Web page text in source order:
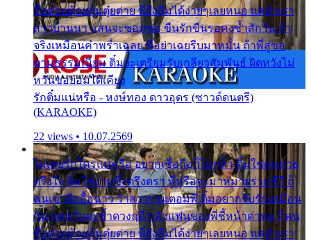
ชื่อต๋อยต้อยตุ้มตุ๋ยต่าย พี่ยังลืมได้ง่ายๆเลยหนอ แค่ตัวเรา
สาวบ้านนา แสนจะซอมซ่อ ขืนรักขืนรอคงช้ำสักวัน ถ้า
จริงเหมือนคำพร่ำเฉลย พี่อย่าเฉยรีบมาหมั้น ถ้าพี่สู่ขอ
ตามธรรมเนียม ติ๋มจะเตรียมรับเกลียวสัมพันธ์ ผิดหวังไม่
หวั่นขอยอมได้เคียง
รักติ๋มแน่หรือ - หงษ์ทอง ดาวอุดร (ซาวด์ดนตรี)
(KARAOKE)
22 views • 10.07.2569
ไม่เคยรักใครแน่หรือ อยากเชื่อถือก็ไม่กล้า ติ๋มใช่คนสวย
ตรึงใจ ติ๋มใช่งามซึ้งตรึงตรา พี่หรือจะมาหมายร่วมชีวี ก็
คนเขาลืออื้อฉาว ว่าสาวๆรุมตอมพี่ ติ๋มอยากรับรักเหมือน
กัน แต่หวั่นจะช้ำดวงฤดี กลัวแฟนของพี่ชี้หน้าด่าทอ ก็คน
ชื่อต๋อยต้อยตุ้มตุ๋ยต่าย พี่ยังลืมได้ง่ายๆเลยหนอ แค่ตัวเรา